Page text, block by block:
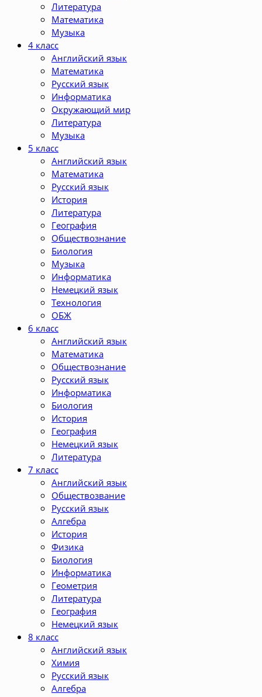
Литература
Математика
Музыка
4 класс
Английский язык
Математика
Русский язык
Информатика
Окружающий мир
Литература
Музыка
5 класс
Английский язык
Математика
Русский язык
История
Литература
География
Обществознание
Биология
Музыка
Информатика
Немецкий язык
Технология
ОБЖ
6 класс
Английский язык
Математика
Обществознание
Русский язык
Информатика
Биология
История
География
Немецкий язык
Литература
7 класс
Английский язык
Обществозвание
Русский язык
Алгебра
История
Физика
Биология
Информатика
Геометрия
Литература
География
Немецкий язык
8 класс
Английский язык
Химия
Русский язык
Алгебра